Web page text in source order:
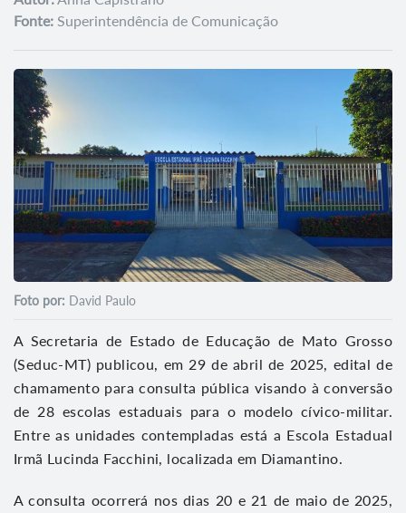
Fonte: Superintendência de Comunicação
Foto por: David Paulo
A Secretaria de Estado de Educação de Mato Grosso
(Seduc-MT) publicou, em 29 de abril de 2025, edital de
chamamento para consulta pública visando à conversão
de 28 escolas estaduais para o modelo cívico-militar.
Entre as unidades contempladas está a Escola Estadual
Irmã Lucinda Facchini, localizada em Diamantino.
A consulta ocorrerá nos dias 20 e 21 de maio de 2025,